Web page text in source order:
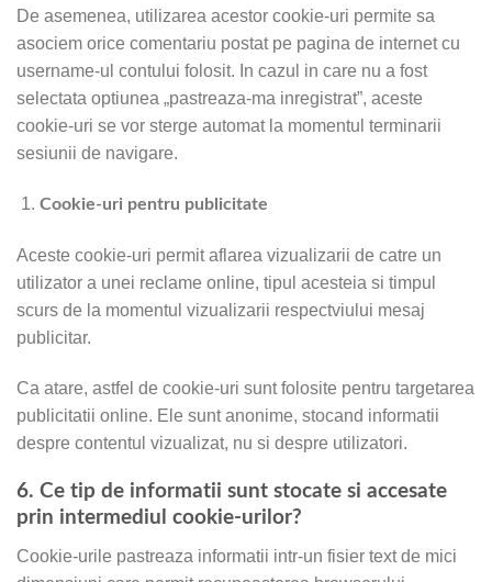
De asemenea, utilizarea acestor cookie-uri permite sa
asociem orice comentariu postat pe pagina de internet cu
username-ul contului folosit. In cazul in care nu a fost
selectata optiunea „pastreaza-ma inregistrat”, aceste
cookie-uri se vor sterge automat la momentul terminarii
sesiunii de navigare.
Cookie-uri pentru publicitate
Aceste cookie-uri permit aflarea vizualizarii de catre un
utilizator a unei reclame online, tipul acesteia si timpul
scurs de la momentul vizualizarii respectviului mesaj
publicitar.
Ca atare, astfel de cookie-uri sunt folosite pentru targetarea
publicitatii online. Ele sunt anonime, stocand informatii
despre contentul vizualizat, nu si despre utilizatori.
6. Ce tip de informatii sunt stocate si accesate
prin intermediul cookie-urilor?
Cookie-urile pastreaza informatii intr-un fisier text de mici